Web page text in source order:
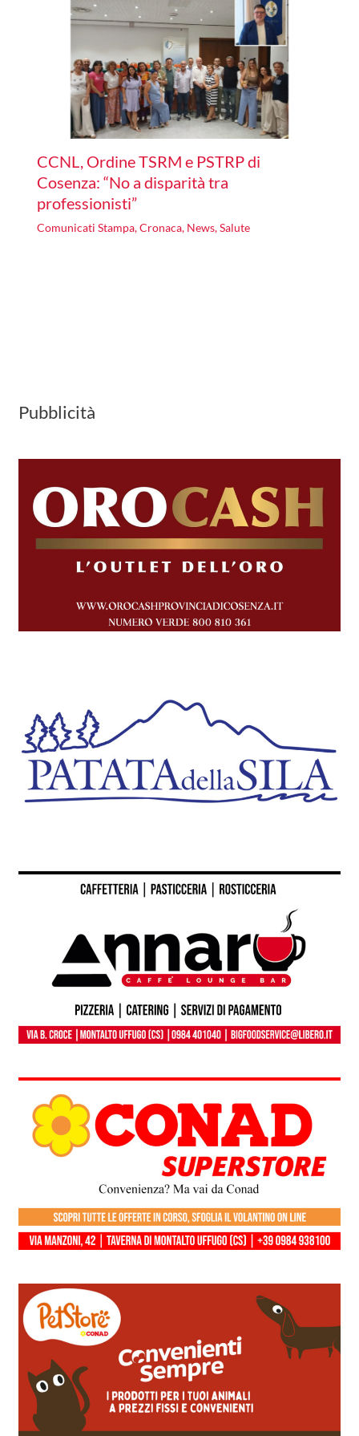
CCNL, Ordine TSRM e PSTRP di
Cosenza: “No a disparità tra
professionisti”
Comunicati Stampa,Cronaca, News,Salute
Pubblicità